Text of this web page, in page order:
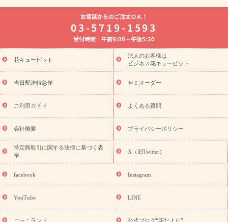
よく贈られる花
お祝いの花特集
誕生日フラワーギフト特集
8月の誕生花(トルコキキョウ)
開店・開業祝い
お供え・お悔やみ お供え・お悔やみの花
通夜・葬儀に贈る花 胡蝶蘭・花鉢
ーブドフラワー
季節のイベント
ひまわり ギフト・プレゼント
特集
お盆 花（新盆・初盆） 季節のイベント
お盆 花（新
盆・初盆）
お盆 花（新盆・初盆）
お盆・お供え 花とセットギ
フト
お盆・お供え プリザーブドフラワー
ひまわり ギフト・プ
レゼント特集
夏の花贈り・お中元・暑中見舞い 花のギフト特集
敬老の日におくる花ギフト・プレゼント特集
花ギフト・プレゼント特集
敬老の日 花のおすすめランキング
敬
老の日 花鉢植えのギフト・プレゼント特集
敬老の日 花とセットギ
フト・プレゼント特集
敬老の日の花 全てのギフト一覧
キャン
ペーン
映画『ウォーターガーディアンズ』コラボキャンペーン
「きょう誕生日なんです」キャンペーン
誕生日の花を探す
誕生日フラワーギフト 誕生日フラワーギフト特集
9月の誕生花(リンドウ)
ら探す
お祝いの花特集 当日配達特急便 お祝い商品一覧
お電話からのご注文ＯＫ！
03-5719-1593
受付時間 午前9:00～午後5:30
花キューピット
法人のお客様は
ビジネス花キューピット
当日配達特急便 セミオーダー
ご利用ガイド よくある質問
会社概要 プライバシーポリシー
特定商取引に関する法律に基づく表
示
X（旧Twitter）
facebook Instagram
YouTube LINE
ごっこランド 公式ブログ“花だより”